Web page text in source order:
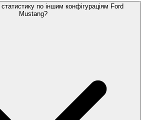
по іншим конфігураціям Ford
Mustang?